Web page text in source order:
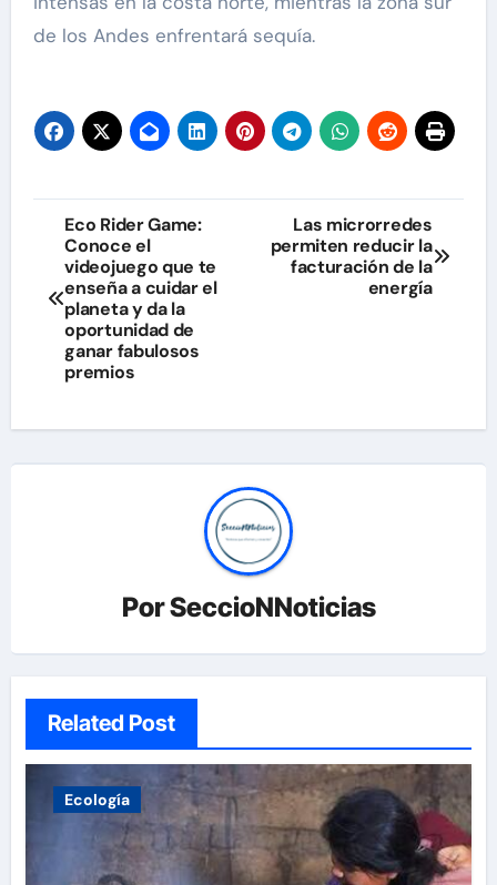
de los Andes enfrentará sequía.
Navegación
de
entradas
Eco Rider Game:
Conoce el
videojuego que te
enseña a cuidar el
planeta y da la
oportunidad de
ganar fabulosos
premios
Las microrredes
permiten reducir la
facturación de la
energía
PorSeccioNNoticias
Related Post
Ecología